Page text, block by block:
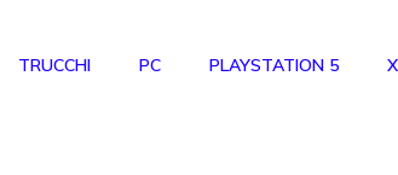
TRUCCHI PC PLAYSTATION 5